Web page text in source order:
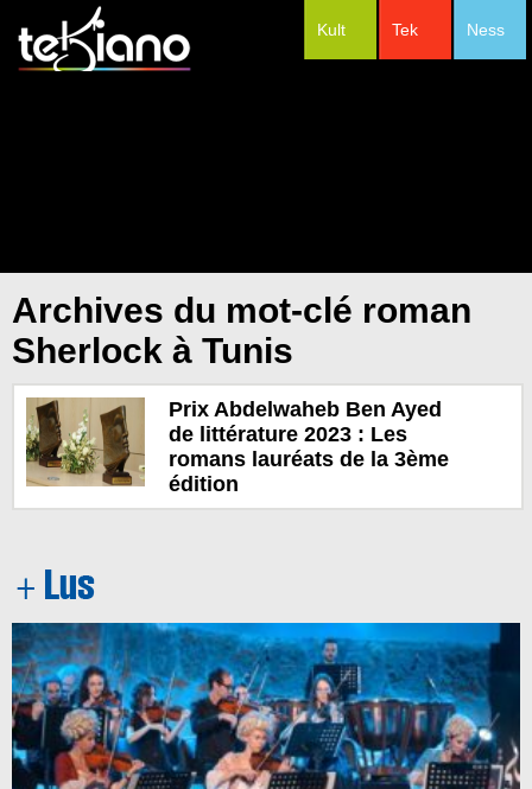
Ness
Tek
Kult
Archives du mot-clé roman
Sherlock à Tunis
Prix Abdelwaheb Ben Ayed
de littérature 2023 : Les
romans lauréats de la 3ème
édition